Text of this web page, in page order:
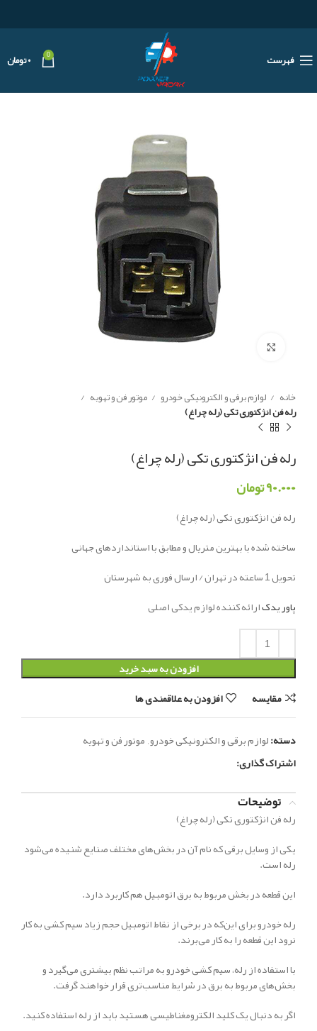
فهرست 0 ۰تومان
Click to enlarge
خانه لوازم برقی و الکترونیکی خودرو موتور فن و تهویه
رله فن انژکتوری تکی (رله چراغ)
رله فن انژکتوری تکی (رله چراغ)
۹۰.۰۰۰تومان
رله فن انژکتوری تکی (رله چراغ)
ساخته شده با بهترین متریال و مطابق با استانداردهای جهانی
تحویل 1 ساعته در تهران / ارسال فوری به شهرستان
پاور یدکارائه کننده لوازم یدکی اصلی
افزودن به سبد خرید
مقایسه
افزودن به علاقمندی ها
دسته:لوازم برقی و الکترونیکی خودرو,موتور فن و تهویه
اشتراک گذاری:
توضیحات
رله فن انژکتوری تکی (رله چراغ)
یکی از وسایل برقی که نام آن‌ در بخش‌های مختلف صنایع شنیده می‌شود
رله است.
این قطعه در بخش مربوط به برق اتومبیل هم کاربرد دارد.
رله خودرو برای این‌که در برخی از نقاط اتومبیل حجم زیاد سیم کشی به کار
نرود این قطعه را به کار می‌برند.
با استفاده از رله، سیم کشی خودرو به مراتب نظم بیشتری می‌گیرد و
بخش‌های مربوط به برق در شرایط مناسب‌تری قرار خواهند گرفت.
اگر به دنبال یک کلید الکترومغناطیسی هستید باید از رله استفاده کنید.